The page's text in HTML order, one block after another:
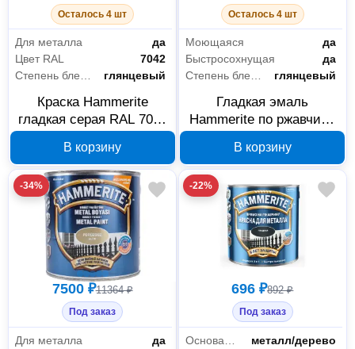
Осталось 4 шт
Для металла
да
Цвет RAL
7042
глянцевый
Краска Hammerite
гладкая серая RAL 7042
В корзину
Осталось 4 шт
Моющаяся
да
Быстросохнущая
да
глянцевый
Гладкая эмаль
Hammerite по ржавчине
арт. 5094149
В корзину
-34%
7500 ₽11364 ₽
Под заказ
Для металла
да
-22%
696 ₽892 ₽
Под заказ
металл/дерево